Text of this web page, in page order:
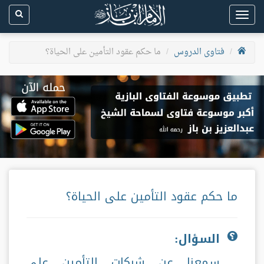
Toggle
navigation
فتاوى الدروس
ما حكم عقود التأمين على الحياة؟
ما حكم عقود التأمين على الحياة؟
السؤال: